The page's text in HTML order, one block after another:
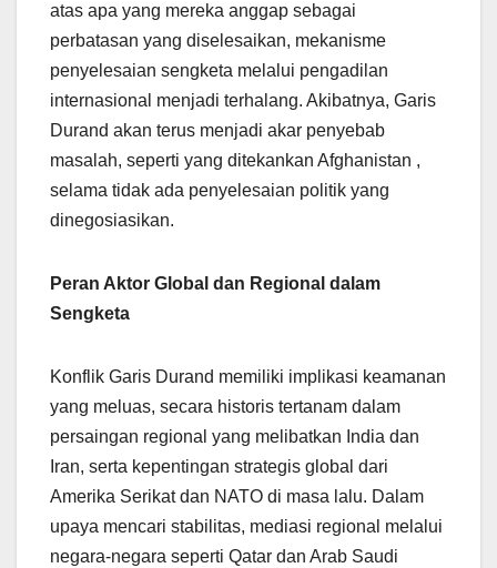
atas apa yang mereka anggap sebagai
perbatasan yang diselesaikan, mekanisme
penyelesaian sengketa melalui pengadilan
internasional menjadi terhalang. Akibatnya, Garis
Durand akan terus menjadi akar penyebab
masalah, seperti yang ditekankan Afghanistan ,
selama tidak ada penyelesaian politik yang
dinegosiasikan.
Peran Aktor Global dan Regional dalam
Sengketa
Konflik Garis Durand memiliki implikasi keamanan
yang meluas, secara historis tertanam dalam
persaingan regional yang melibatkan India dan
Iran, serta kepentingan strategis global dari
Amerika Serikat dan NATO di masa lalu. Dalam
upaya mencari stabilitas, mediasi regional melalui
negara-negara seperti Qatar dan Arab Saudi